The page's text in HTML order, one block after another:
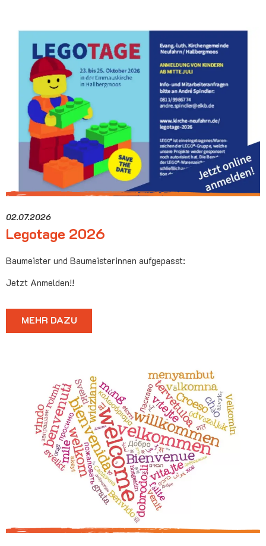
02.07.2026
Legotage 2026
Baumeister und Baumeisterinnen aufgepasst:
Jetzt Anmelden!!
MEHR DAZU